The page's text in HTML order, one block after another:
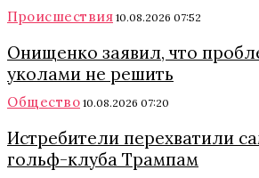
Происшествия 10.08.2026 07:52
Онищенко заявил, что
уколами не решить
Общество 10.08.2026 07:20
Истребители перехватили
гольф-клуба Трампам